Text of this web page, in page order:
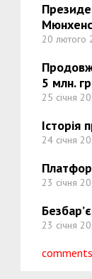
20 лютого
5 млн.
25 січня
Історія
24 січня
23 січня
23 січня